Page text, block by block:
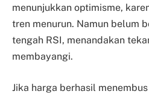
menunjukkan optimisme,
tren menurun. Namun belum
tengah RSI, menandakan
membayangi.
Jika harga berhasil